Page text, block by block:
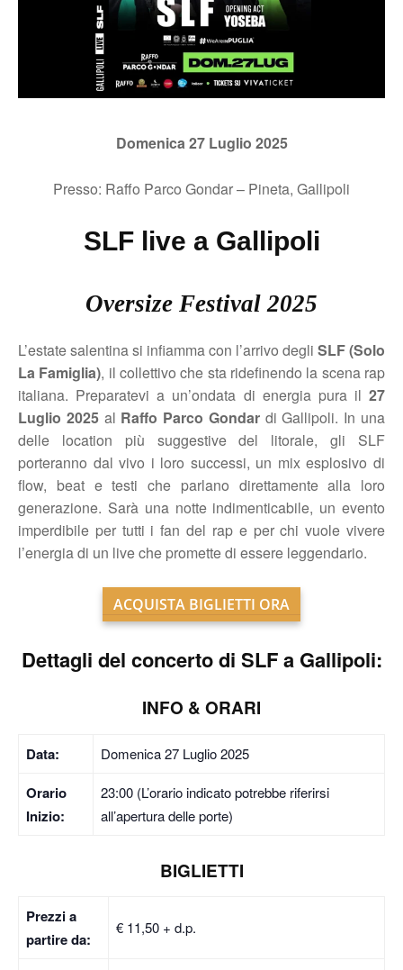
Domenica 27 Luglio 2025
Presso: Raffo Parco Gondar – Pineta, Gallipoli
SLF live a Gallipoli
Oversize Festival 2025
L’estate salentina si infiamma con l’arrivo degli SLF (Solo
La Famiglia), il collettivo che sta ridefinendo la scena rap
italiana. Preparatevi a un’ondata di energia pura il 27
Luglio 2025al Raffo Parco Gondardi Gallipoli. In una
delle location più suggestive del litorale, gli SLF
porteranno dal vivo i loro successi, un mix esplosivo di
flow, beat e testi che parlano direttamente alla loro
generazione. Sarà una notte indimenticabile, un evento
imperdibile per tutti i fan del rap e per chi vuole vivere
l’energia di un live che promette di essere leggendario.
ACQUISTA BIGLIETTI ORA
Dettagli del concerto di SLF a Gallipoli:
INFO & ORARI
Data: Domenica 27 Luglio 2025
Orario
Inizio:
23:00 (L’orario indicato potrebbe riferirsi
all’apertura delle porte)
BIGLIETTI
Prezzi a
partire da:
€ 11,50 + d.p.